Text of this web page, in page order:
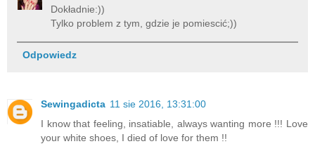
Dokładnie:))
Tylko problem z tym, gdzie je pomiescić;))
Odpowiedz
Sewingadicta 11 sie 2016, 13:31:00
I know that feeling, insatiable, always wanting more !!! Love
your white shoes, I died of love for them !!